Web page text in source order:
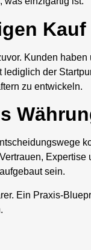
Kunden
der
zu entwickeln.
sein.
Ein Praxis-